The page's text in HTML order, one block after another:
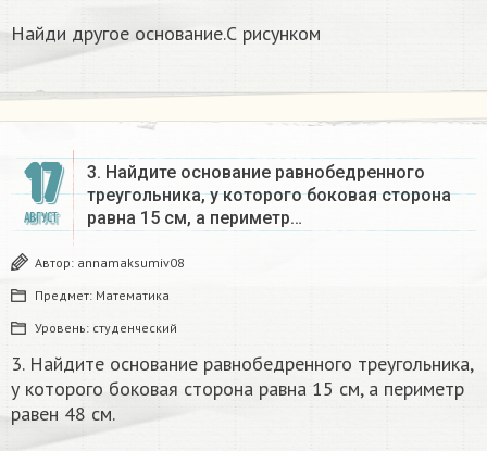
Найди другое основание.С рисунком
17
АВГУСТ
3. Найдите основание равнобедренного
треугольника, у которого боковая сторона
равна 15 см, а периметр…
Автор: annamaksumiv08
Предмет: Математика
Уровень: студенческий
3. Найдите основание равнобедренного треугольника,
у которого боковая сторона равна 15 см, а периметр
равен 48 см.​